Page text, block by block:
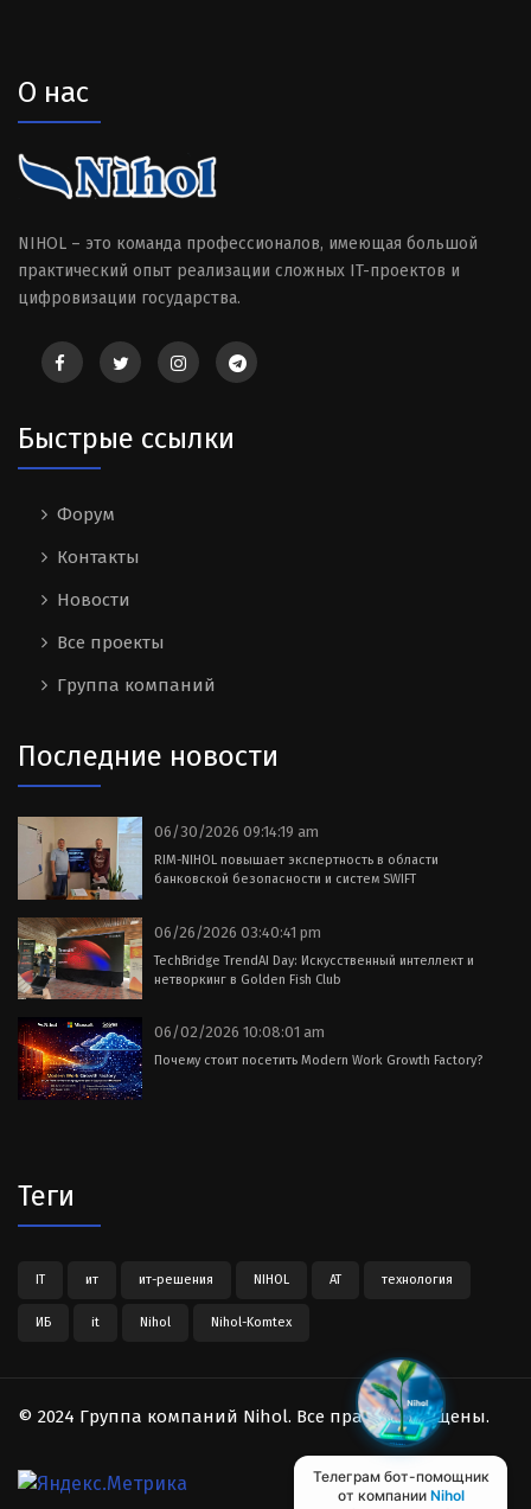
Телеграм бот-помощник
от компании Nihol
О нас
NIHOL – это команда профессионалов, имеющая большой
практический опыт реализации сложных IT-проектов и
цифровизации государства.
Быстрые ссылки
Форум
Контакты
Новости
Все проекты
Группа компаний
Последние новости
06/30/2026 09:14:19 am
RIM-NIHOL повышает экспертность в области
банковской безопасности и систем SWIFT
06/26/2026 03:40:41 pm
TechBridge TrendAI Day: Искусственный интеллект и
нетворкинг в Golden Fish Club
06/02/2026 10:08:01 am
Почему стоит посетить Modern Work Growth Factory?
Теги
IT ит ит-решения NIHOL АТ технология
ИБ it Nihol Nihol-Komtex
© 2024 Группа компаний Nihol. Все права защищены.